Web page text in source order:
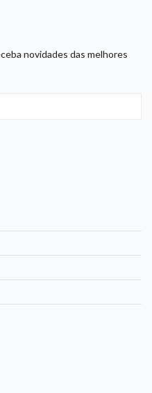
novidades das melhores